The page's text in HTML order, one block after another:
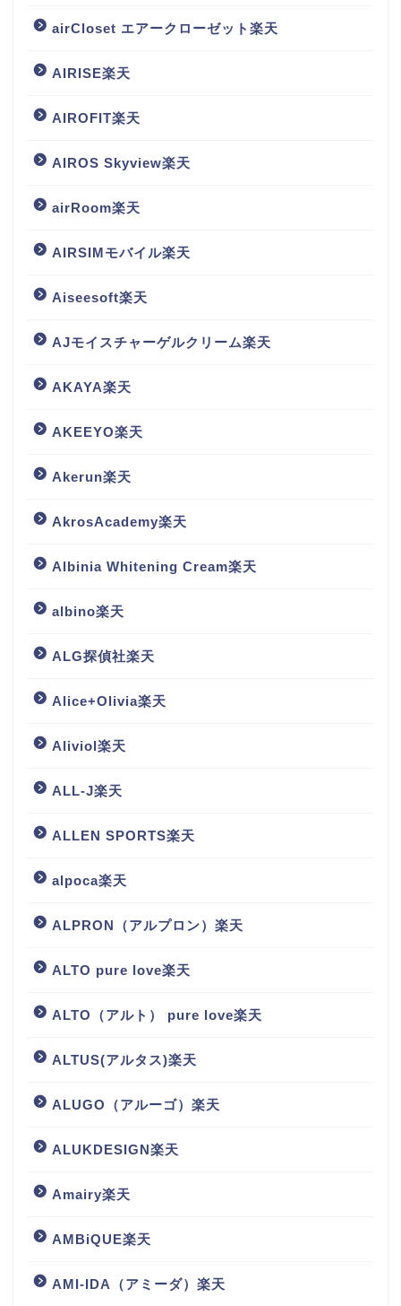
airCloset エアークローゼット楽天
AIRISE楽天
AIROFIT楽天
AIROS Skyview楽天
airRoom楽天
AIRSIMモバイル楽天
Aiseesoft楽天
AJモイスチャーゲルクリーム楽天
AKAYA楽天
AKEEYO楽天
Akerun楽天
AkrosAcademy楽天
Albinia Whitening Cream楽天
albino楽天
ALG探偵社楽天
Alice+Olivia楽天
Aliviol楽天
ALL-J楽天
ALLEN SPORTS楽天
alpoca楽天
ALPRON（アルプロン）楽天
ALTO pure love楽天
ALTO（アルト） pure love楽天
ALTUS(アルタス)楽天
ALUGO（アルーゴ）楽天
ALUKDESIGN楽天
Amairy楽天
AMBiQUE楽天
AMI-IDA（アミーダ）楽天